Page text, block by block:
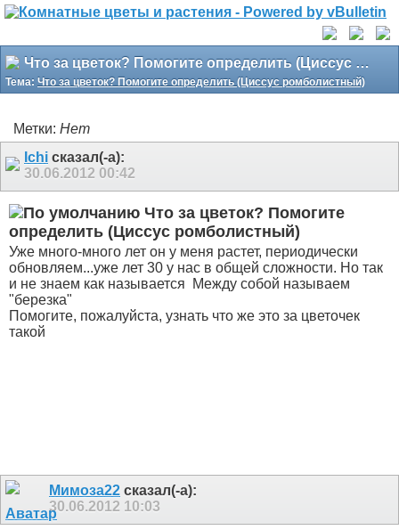
Что за цветок? Помогите определить (Циссус ромболистный)
Тема: Что за цветок? Помогите определить (Циссус ромболистный)
Метки: Нет
Ichi сказал(-а):
30.06.2012 00:42
Что за цветок? Помогите
определить (Циссус ромболистный)
Уже много-много лет он у меня растет, периодически
обновляем...уже лет 30 у нас в общей сложности. Но так
и не знаем как называется
Между собой называем
"березка"
Помогите, пожалуйста, узнать что же это за цветочек
такой
Мимоза22 сказал(-а):
30.06.2012 10:03